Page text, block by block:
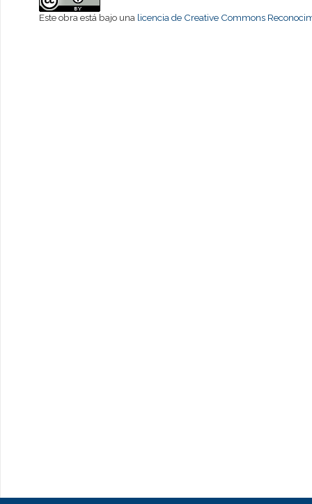
Este obra está bajo una licencia de Creative Commons